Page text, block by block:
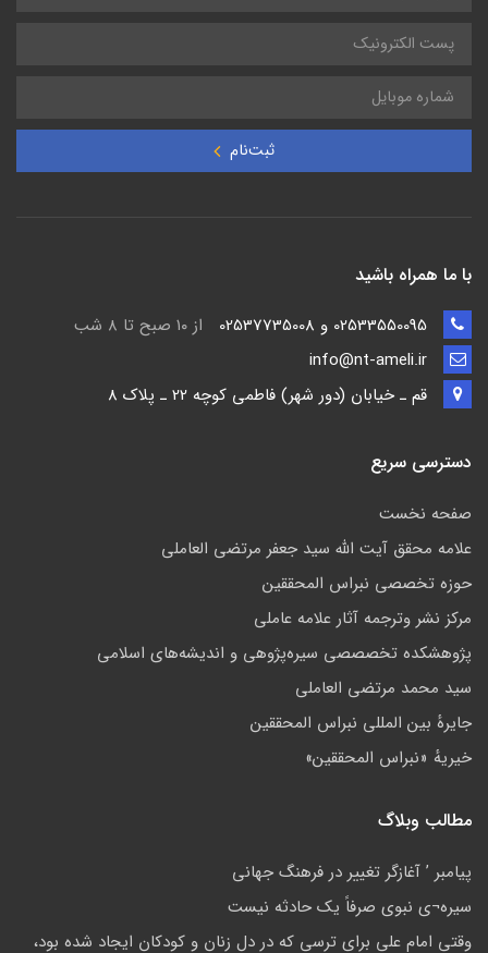
ثبت‌نام
با ما همراه باشید
از ۱۰ صبح تا ۸ شب
قم ـ خيابان (دور شهر) فاطمي كوچه 22 ـ پلاک 8
دسترسی سریع
صفحه نخست
علامه محقق آیت الله سید جعفر مرتضی العاملی
حوزه تخصصی نبراس المحققین
مركز نشر وترجمه آثار علامه عاملی
پژوهشكده تخصصصى سیره‌پژوهی و اندیشه‌های اسلامی
سید محمد مرتضی العاملی
جايرهٔ بین المللی نبراس المحققین
خيريهٔ «نبراس المحققين»
مطالب وبلاگ
پيامبر ’ آغازگر تغيير در فرهنگ جهانى
سيره¬ى نبوى صرفاً يک حادثه نيست
وقتی امام علی برای ترسی که در دل زنان و کودکان ایجاد شده بود،